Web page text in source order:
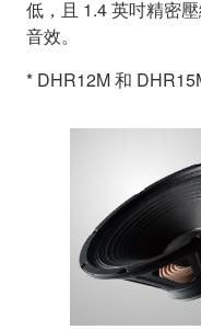
低，且 1.4 英吋精密
音效。
* DHR12M 和